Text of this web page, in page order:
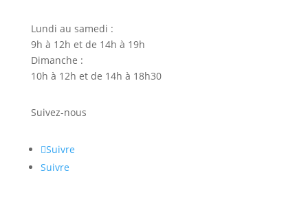
Lundi au samedi :
9h à 12h et de 14h à 19h
Dimanche :
10h à 12h et de 14h à 18h30
Suivez-nous
Suivre
Suivre